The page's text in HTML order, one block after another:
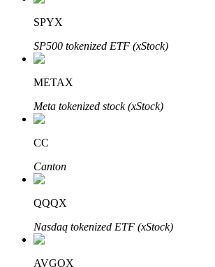
Automatyczna inwestycja
Zdobądź długoterminowy zysk i
SPYX
SP500 tokenized ETF (xStock)
METAX
Meta tokenized stock (xStock)
CC
Canton
QQQX
Nasdaq tokenized ETF (xStock)
AVGOX